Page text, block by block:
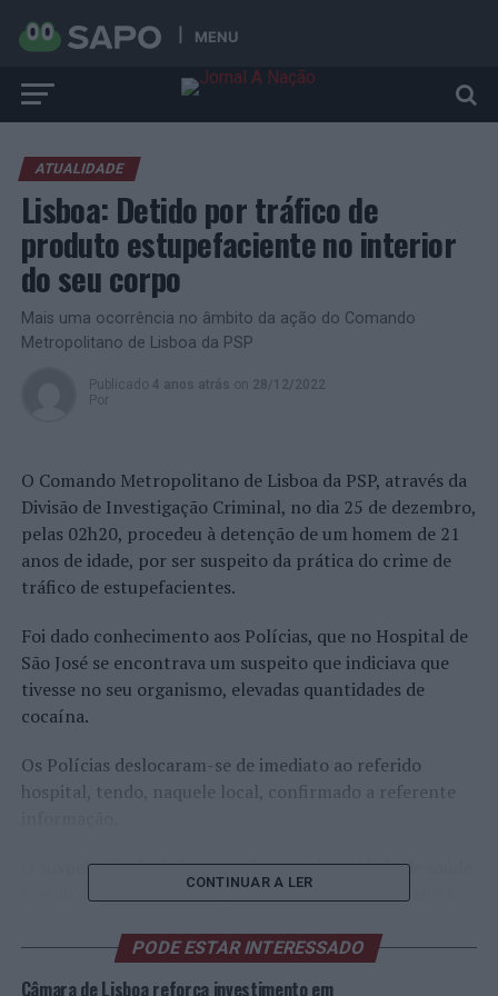
MENU
ATUALIDADE
Lisboa: Detido por tráfico de
produto estupefaciente no interior
do seu corpo
Mais uma ocorrência no âmbito da ação do Comando
Metropolitano de Lisboa da PSP
Publicado 4 anos atrás on 28/12/2022
Por
O Comando Metropolitano de Lisboa da PSP, através da
Divisão de Investigação Criminal, no dia 25 de dezembro,
pelas 02h20, procedeu à detenção de um homem de 21
anos de idade, por ser suspeito da prática do crime de
tráfico de estupefacientes.
Foi dado conhecimento aos Polícias, que no Hospital de
São José se encontrava um suspeito que indiciava que
tivesse no seu organismo, elevadas quantidades de
cocaína.
Os Polícias deslocaram-se de imediato ao referido
hospital, tendo, naquele local, confirmado a referente
O suspeito havia dado entrada naquela unidade de saúde
devido ao facto de o estupefaciente se ter começado a
teve de ser alvo de uma rápida intervenção médica, que
CONTINUAR A LER
PODE ESTAR INTERESSADO
Câmara de Lisboa reforça investimento em